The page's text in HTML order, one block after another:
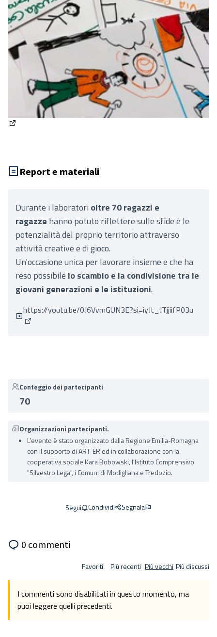
Report e materiali
Durante i laboratori oltre 70 ragazzi e
ragazze hanno potuto riflettere sulle sfide e le
potenzialità del proprio territorio attraverso
attività creative e di gioco.
Un'occasione unica per lavorare insieme e che ha
reso possibile lo scambio e la condivisione tra le
giovani generazioni e le istituzioni.
https://youtu.be/0J6VvmGUN3E?si=iyJt_JTjjiifP03u
Conteggio dei partecipanti
70
Organizzazioni partecipanti.
L’evento è stato organizzato dalla Regione Emilia-Romagna
con il supporto di ART-ER ed in collaborazione con la
cooperativa sociale Kara Bobowski, l'Istituto Comprensivo
"Silvestro Lega", i Comuni di Modigliana e Tredozio.
Segui Condividi Segnala
0 commenti
Favoriti Più recenti Più vecchi Più discussi
I commenti sono disabilitati in questo momento, ma
puoi leggere quelli precedenti.